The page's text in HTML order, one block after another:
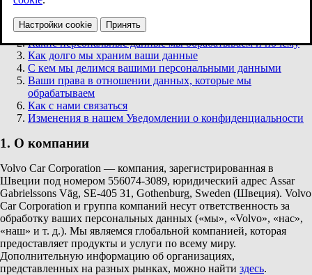
Ниже вы найдете следующие разделы:
О компании
Какие персональные данные мы обрабатываем и почему
Как долго мы храним ваши данные
С кем мы делимся вашими персональными данными
Ваши права в отношении данных, которые мы
обрабатываем
Как с нами связаться
Изменения в нашем Уведомлении о конфиденциальности
1. О компании
Volvo Car Corporation — компания, зарегистрированная в
Швеции под номером 556074-3089, юридический адрес Assar
Gabrielssons Väg, SE-405 31, Gothenburg, Sweden (Швеция). Volvo
Car Corporation и группа компаний несут ответственность за
обработку ваших персональных данных («мы», «Volvo», «нас»,
«наш» и т. д.). Мы являемся глобальной компанией, которая
предоставляет продукты и услуги по всему миру.
Дополнительную информацию об организациях,
представленных на разных рынках, можно найти здесь.